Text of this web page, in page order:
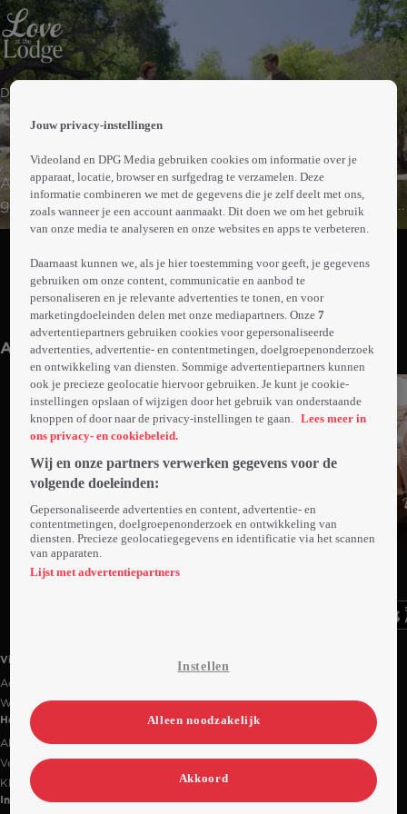
Drama
1uur25min
Advocaat Emma hoopt op een grote promotie en
gelooft dat, als ze het perfecte bedrijfsuitje organiseert,
ze zeker partner zal worden. Maar alles wat mis kan
Abonneren op Videoland
Meer
info
Anderen kijken ook
Ga
naar
Trailer
Trailer
Videoland
Actiecode
Werken bij RTL
Handige links
Alle films & series
Veelgestelde vragen
Klantenservice
Informatie
Jouw privacy-instellingen
Videoland en DPG Media gebruiken cookies om informatie over je
apparaat, locatie, browser en surfgedrag te verzamelen. Deze
informatie combineren we met de gegevens die je zelf deelt met ons,
zoals wanneer je een account aanmaakt. Dit doen we om het gebruik
van onze media te analyseren en onze websites en apps te verbeteren.
Daarnaast kunnen we, als je hier toestemming voor geeft, je gegevens
gebruiken om onze content, communicatie en aanbod te
personaliseren en je relevante advertenties te tonen, en voor
marketingdoeleinden delen met onze mediapartners. Onze7
advertentiepartners gebruiken cookies voor gepersonaliseerde
advertenties, advertentie- en contentmetingen, doelgroepenonderzoek
en ontwikkeling van diensten. Sommige advertentiepartners kunnen
ook je precieze geolocatie hiervoor gebruiken. Je kunt je cookie-
instellingen opslaan of wijzigen door het gebruik van onderstaande
knoppen of door naar de privacy-instellingen te gaan.
Lees meer in
ons privacy- en cookiebeleid.
Wij en onze partners verwerken gegevens voor de
volgende doeleinden:
Gepersonaliseerde advertenties en content, advertentie- en
contentmetingen, doelgroepenonderzoek en ontwikkeling van
diensten. Precieze geolocatiegegevens en identificatie via het scannen
van apparaten.
Lijst met advertentiepartners
Instellen
Alleen noodzakelijk
Akkoord